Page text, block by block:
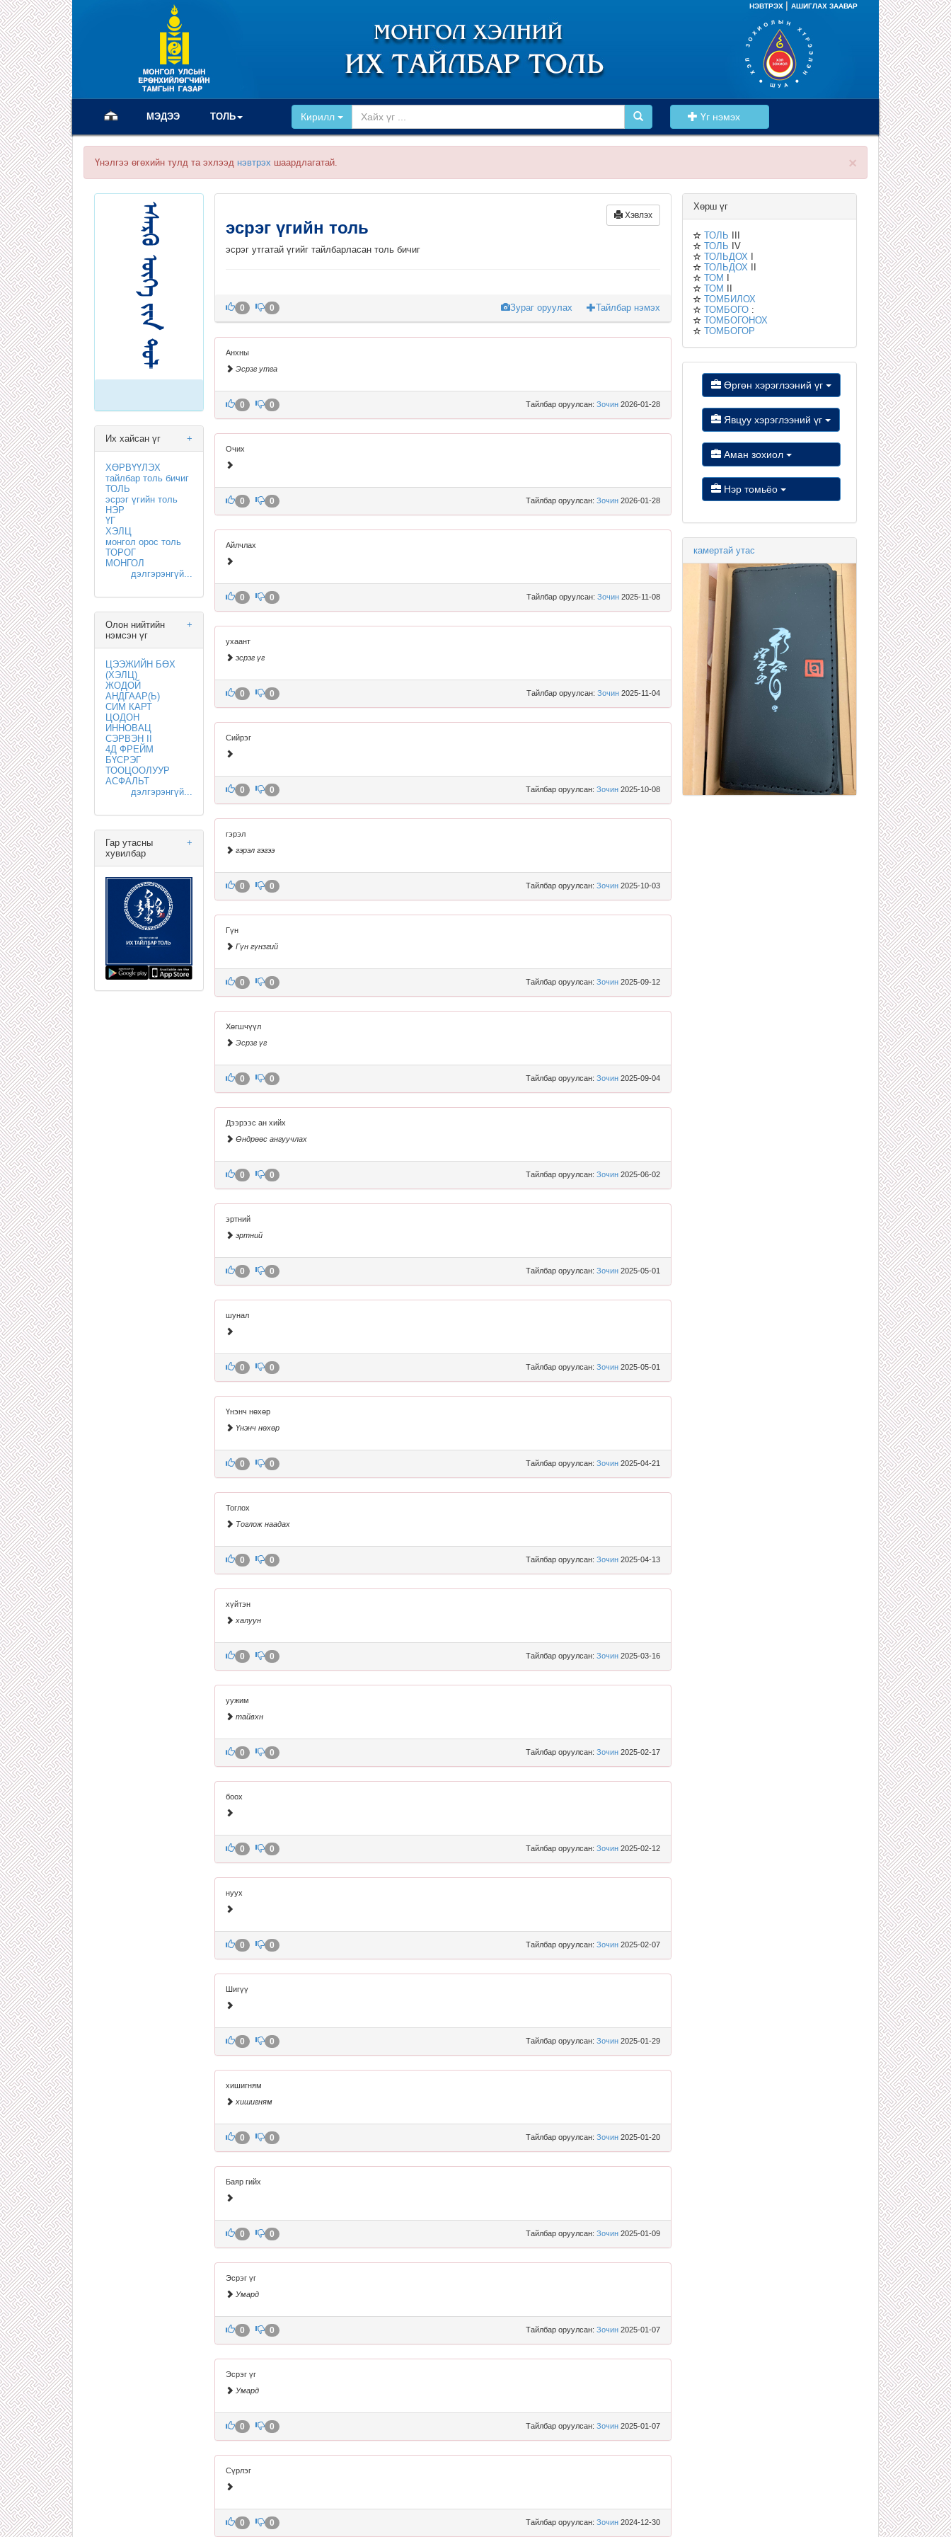
НЭВТРЭХ АШИГЛАХ ЗААВАР
(current)МЭДЭЭ ТОЛЬ Кирилл Үг нэмэх
×
Үнэлгээ өгөхийн тулд та эхлээд нэвтрэх шаардлагатай.
+
Их хайсан үг
ХӨРВҮҮЛЭХ
тайлбар толь бичиг
ТОЛЬ
эсрэг үгийн толь
НЭР
ҮГ
ХЭЛЦ
монгол орос толь
ТОРОГ
МОНГОЛ
дэлгэрэнгүй...
+
Олон нийтийн
нэмсэн үг
ЦЭЭЖИЙН БӨХ
(ХЭЛЦ)
ЖОДОЙ
АНДГААР(Ь)
СИМ КАРТ
ЦОДОН
ИННОВАЦ
СЭРВЭН II
4Д ФРЕЙМ
БҮСРЭГ
ТООЦООЛУУР
АСФАЛЬТ
дэлгэрэнгүй...
+
Гар утасны
хувилбар
Хэвлэх
эсрэг үгийн толь
эсрэг утгатай үгийг тайлбарласан толь бичиг
Зураг оруулах Тайлбар нэмэх
0 0
Анхны
Эсрэг утга
Тайлбар оруулсан: Зочин 2026-01-28
0 0
Очих
Тайлбар оруулсан: Зочин 2026-01-28
0 0
Айлчлах
Тайлбар оруулсан: Зочин 2025-11-08
0 0
ухаант
эсрэг үг
Тайлбар оруулсан: Зочин 2025-11-04
0 0
Сийрэг
Тайлбар оруулсан: Зочин 2025-10-08
0 0
гэрэл
гэрэл гэгээ
Тайлбар оруулсан: Зочин 2025-10-03
0 0
Гүн
Гүн гүнзгий
Тайлбар оруулсан: Зочин 2025-09-12
0 0
Хөгшчүүл
Эсрэг үг
Тайлбар оруулсан: Зочин 2025-09-04
0 0
Дээрээс ан хийх
Өндрөөс ангуучлах
Тайлбар оруулсан: Зочин 2025-06-02
0 0
эртний
эртний
Тайлбар оруулсан: Зочин 2025-05-01
0 0
шунал
Тайлбар оруулсан: Зочин 2025-05-01
0 0
Үнэнч нөхөр
Үнэнч нөхөр
Тайлбар оруулсан: Зочин 2025-04-21
0 0
Тоглох
Тоглож наадах
Тайлбар оруулсан: Зочин 2025-04-13
0 0
хүйтэн
халуун
Тайлбар оруулсан: Зочин 2025-03-16
0 0
уужим
тайвхн
Тайлбар оруулсан: Зочин 2025-02-17
0 0
боох
Тайлбар оруулсан: Зочин 2025-02-12
0 0
нуух
Тайлбар оруулсан: Зочин 2025-02-07
0 0
Шигүү
Тайлбар оруулсан: Зочин 2025-01-29
0 0
хишигням
хишигням
Тайлбар оруулсан: Зочин 2025-01-20
0 0
Баяр гийх
Тайлбар оруулсан: Зочин 2025-01-09
0 0
Эсрэг үг
Умард
Тайлбар оруулсан: Зочин 2025-01-07
0 0
Эсрэг үг
Умард
Тайлбар оруулсан: Зочин 2025-01-07
0 0
Сүрлэг
Тайлбар оруулсан: Зочин 2024-12-30
0 0
Хөрш үг
ТОЛЬ
ТОЛЬ IV
ТОЛЬДОХ
ТОЛЬДОХ
ТОМ
ТОМ
ТОМБИЛОХ
ТОМБОГО:
ТОМБОГОНОХ
ТОМБОГОР
Өргөн хэрэглээний үг
Явцуу хэрэглээний үг
Аман зохиол
Нэр томьёо
камертай утас